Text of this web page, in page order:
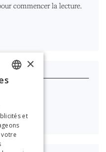
commencer la lecture.
ITALIAN
×
et